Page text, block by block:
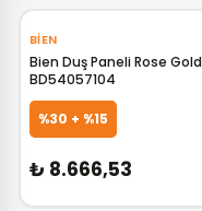
GELİNCE HABER VER
BIEN
Bien Duş Paneli Rose Gold
BD54057104
%30 + %15
₺ 8.666,53